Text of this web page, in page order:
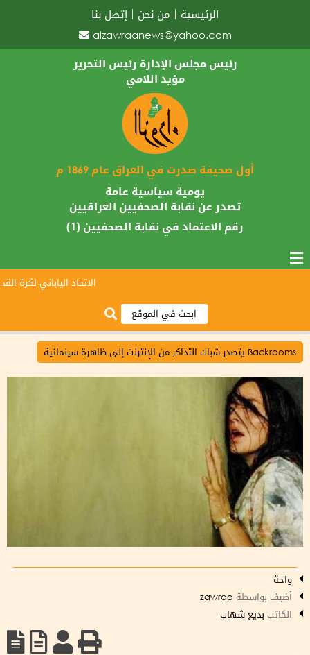
الرئيسية من نحن
إتصل بنا
alzawraanews@yahoo.com
رئيس مجلس الإدارة رئيس التحرير
مؤيد اللامي
أول صحيفة صدرت في العراق عام 1869 م
يومية سياسية عامة
تصدر عن نقابة الصحفيين العراقيين
رقم الاعتماد في نقابة الصحفيين (1)
الاتحاد الياباني لكرة
Backrooms يتصدر شباك التذاكر من الإنترنت إلى ظاهرة سينمائية
واحة
أضيف بواسطة
الكاتب بديع شهاب